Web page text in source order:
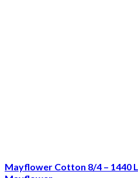
Mayflower Cotton 8/4 – 1440